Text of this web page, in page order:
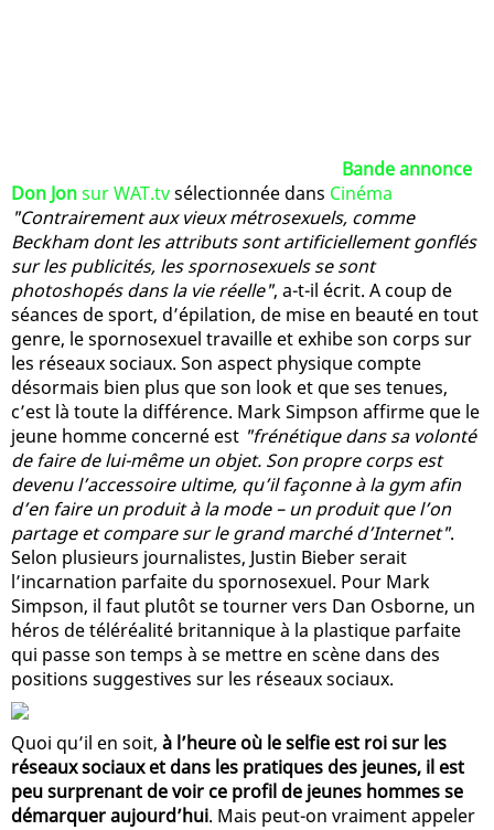
Bande annonce
Don Jonsur WAT.tvsélectionnée dans Cinéma
"Contrairement aux vieux métrosexuels, comme
Beckham dont les attributs sont artificiellement gonflés
sur les publicités, les spornosexuels se sont
photoshopés dans la vie réelle", a-t-il écrit. A coup de
séances de sport, d’épilation, de mise en beauté en tout
genre, le spornosexuel travaille et exhibe son corps sur
les réseaux sociaux. Son aspect physique compte
désormais bien plus que son look et que ses tenues,
c’est là toute la différence. Mark Simpson affirme que le
jeune homme concerné est "frénétique dans sa volonté
de faire de lui-même un objet. Son propre corps est
devenu l’accessoire ultime, qu’il façonne à la gym afin
d’en faire un produit à la mode – un produit que l’on
partage et compare sur le grand marché d’Internet".
Selon plusieurs journalistes, Justin Bieber serait
l’incarnation parfaite du spornosexuel. Pour Mark
Simpson, il faut plutôt se tourner vers Dan Osborne, un
héros de téléréalité britannique à la plastique parfaite
qui passe son temps à se mettre en scène dans des
positions suggestives sur les réseaux sociaux.
Quoi qu’il en soit, à l’heure où le selfie est roi sur les
réseaux sociaux et dans les pratiques des jeunes, il est
peu surprenant de voir ce profil de jeunes hommes se
démarquer aujourd’hui. Mais peut-on vraiment appeler